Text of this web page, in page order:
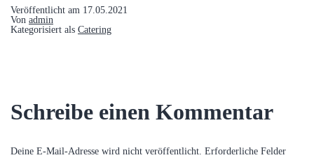
Veröffentlicht am 17.05.2021
Von admin
Kategorisiert als Catering
Schreibe einen Kommentar
Deine E-Mail-Adresse wird nicht veröffentlicht. Erforderliche Felder